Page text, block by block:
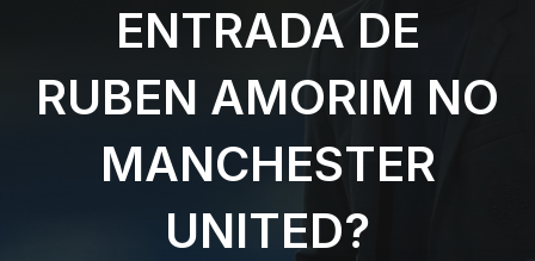
ENTRADA DE
RUBEN AMORIM NO
MANCHESTER
UNITED?